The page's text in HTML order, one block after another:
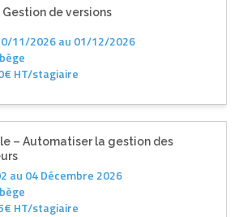
Gestion de versions
11/2026 au 01/12/2026
HT/stagiaire
– Automatiser la gestion des
au 04 Décembre 2026
HT/stagiaire